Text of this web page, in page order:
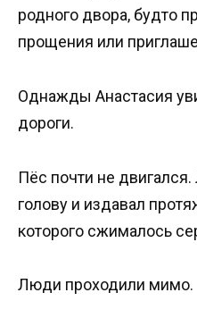
родного двора, будто
прощения или
Однажды Анастасия
дороги.
Пёс почти не
голову и издавал
которого сжималось
Люди проходили мимо.